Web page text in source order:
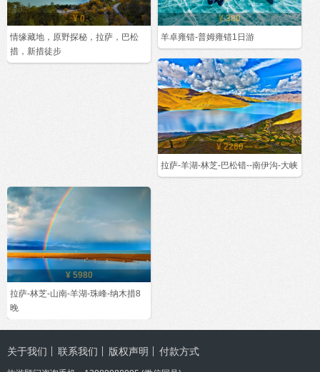
¥ 0
情缘藏地，原野探秘，拉萨，巴松
措，新措徒步
¥ 380
羊卓雍错-普姆雍错1日游
¥ 2260
拉萨-羊湖-林芝-巴松错--南伊沟-大峡
¥ 5980
拉萨-林芝-山南-羊湖-珠峰-纳木措8
晚
关于我们 联系我们 版权声明 付款方式